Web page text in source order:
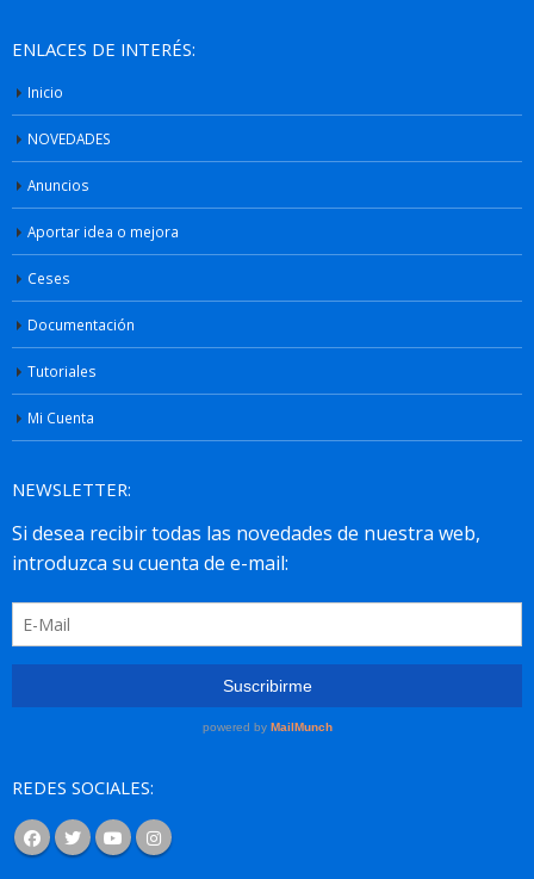
ENLACES DE INTERÉS:
Inicio
NOVEDADES
Anuncios
Aportar idea o mejora
Ceses
Documentación
Tutoriales
Mi Cuenta
NEWSLETTER:
REDES SOCIALES: